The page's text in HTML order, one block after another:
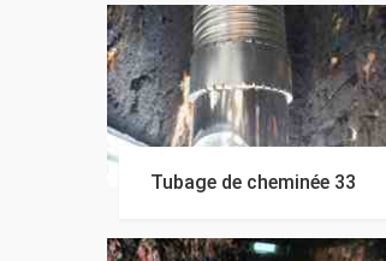
Tubage de cheminée 33